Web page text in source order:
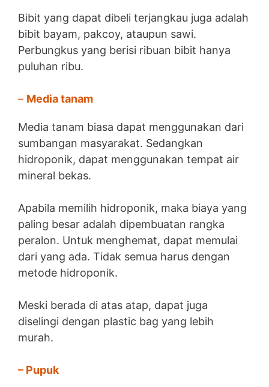
Bibit yang dapat dibeli terjangkau juga adalah
bibit bayam, pakcoy, ataupun sawi.
Perbungkus yang berisi ribuan bibit hanya
puluhan ribu.
– Media tanam
Media tanam biasa dapat menggunakan dari
sumbangan masyarakat. Sedangkan
hidroponik, dapat menggunakan tempat air
mineral bekas.
Apabila memilih hidroponik, maka biaya yang
paling besar adalah dipembuatan rangka
peralon. Untuk menghemat, dapat memulai
dari yang ada. Tidak semua harus dengan
metode hidroponik.
Meski berada di atas atap, dapat juga
diselingi dengan plastic bag yang lebih
murah.
– Pupuk